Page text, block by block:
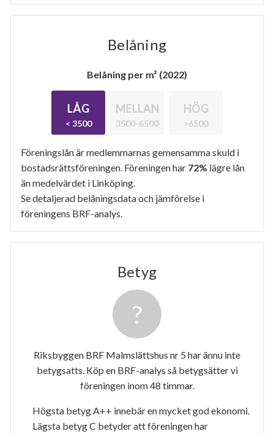
Belåning
Belåning per m² (2022)
LÅG
< 3500
MELLAN
3500-6500
HÖG
>6500
Föreningslån är medlemmarnas gemensamma skuld i
bostadsrättsföreningen. Föreningen har 72% lägre lån
än medelvärdet i Linköping.
Se detaljerad belåningsdata och jämförelse i
föreningens BRF-analys.
Betyg
Riksbyggen BRF Malmslättshus nr 5 har ännu inte
betygsatts. Köp en BRF-analys så betygsätter vi
föreningen inom 48 timmar.
Högsta betyg A++ innebär en mycket god ekonomi.
Lägsta betyg C betyder att föreningen har